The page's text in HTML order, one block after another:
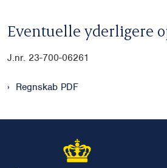
Eventuelle yderligere
J.nr. 23-700-06261
Regnskab PDF